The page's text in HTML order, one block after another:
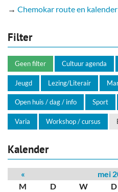
→ Chemokar route en kalender
Filter
Geen filter Cultuur agenda
Jeugd Lezing/Literair
Open huis / dag / info Sport
Varia Workshop / cursus
Kalender
« mei
M
D W D